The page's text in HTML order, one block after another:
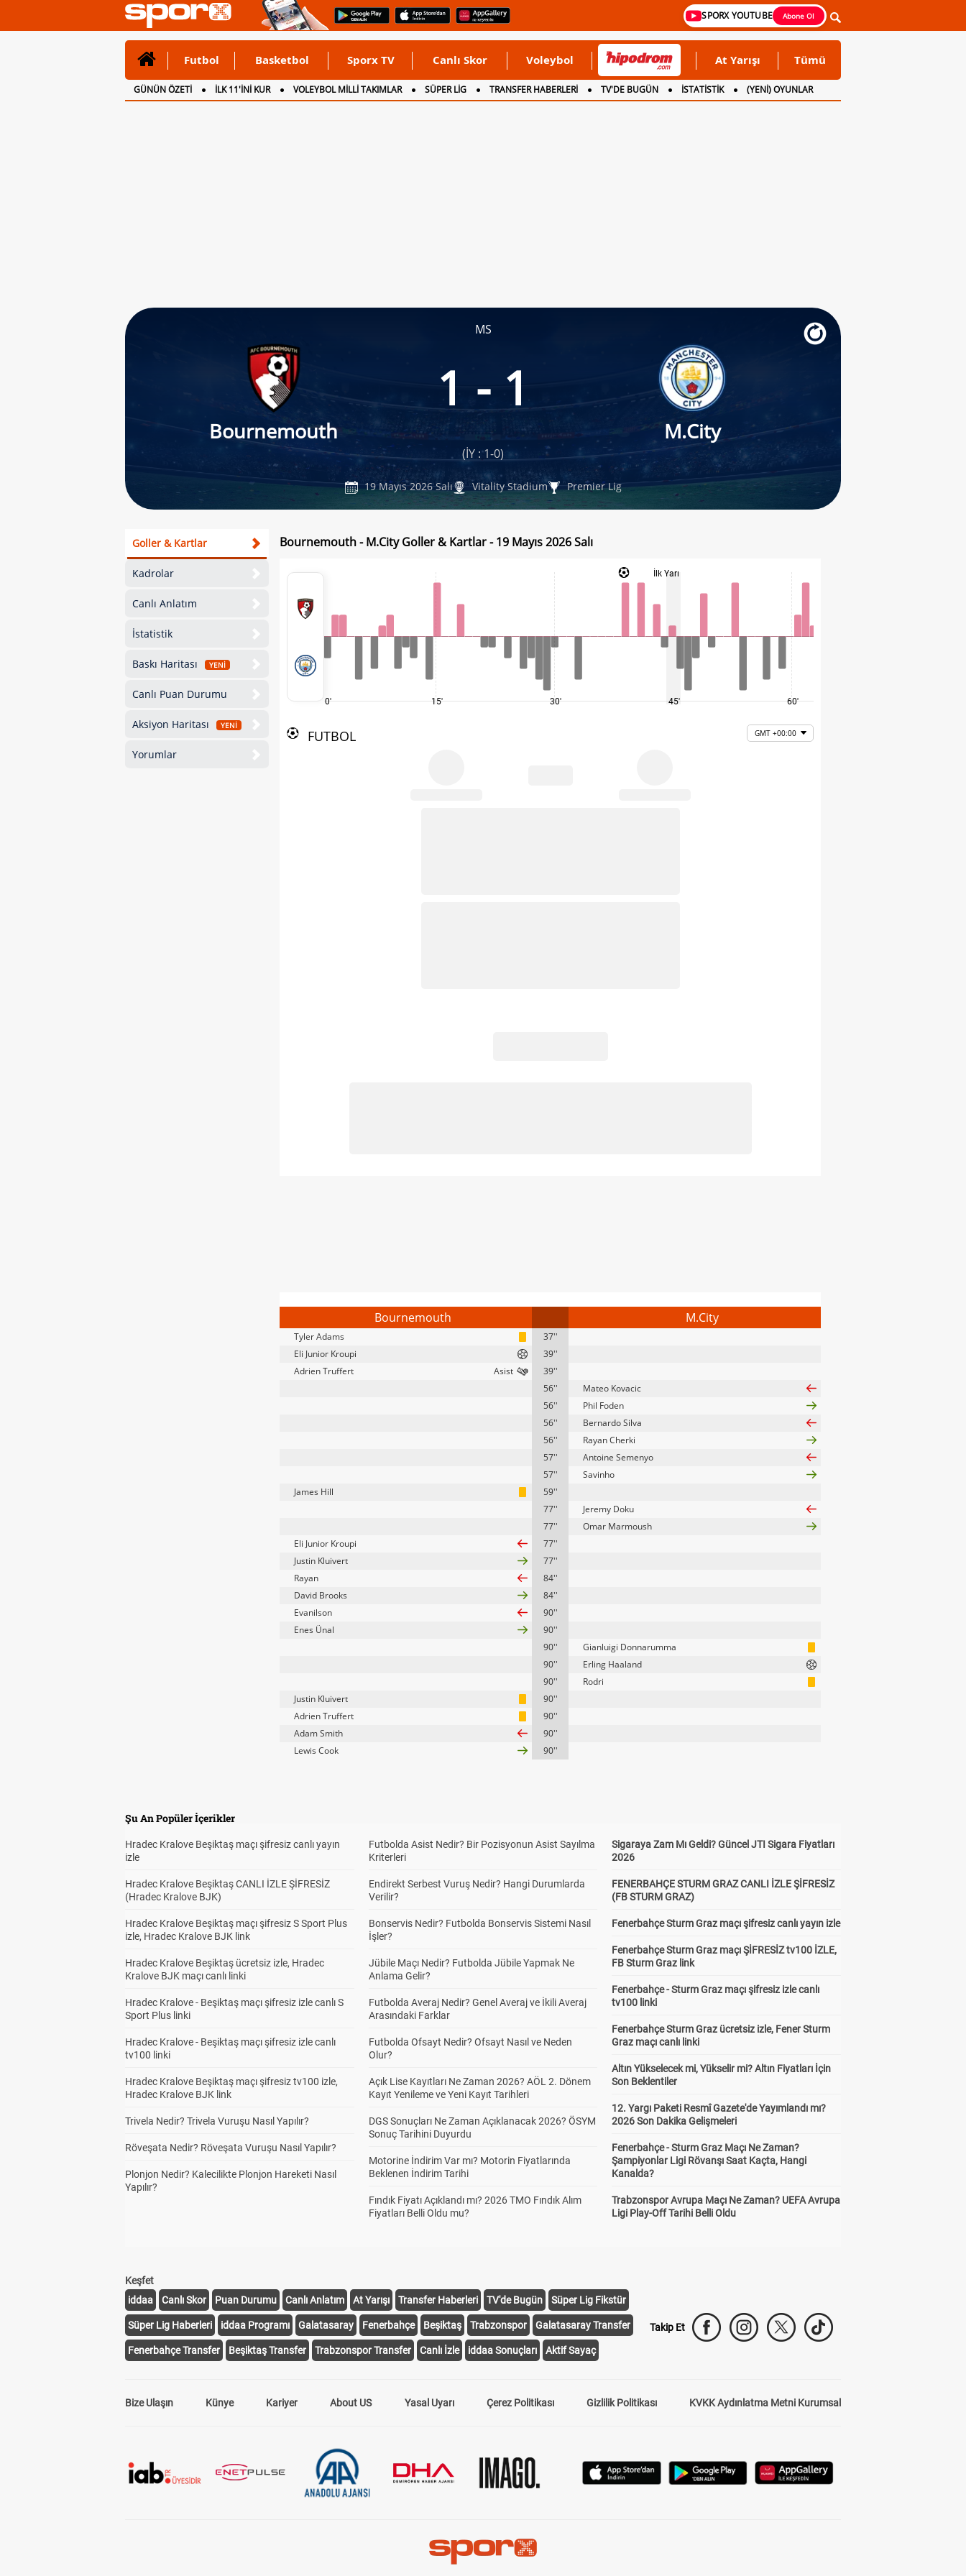
SPORX YOUTUBE Abone Ol
Futbol Basketbol Sporx TV Canlı Skor Voleybol At Yarışı Tümü
GÜNÜN ÖZETİ İLK 11'İNİ KUR VOLEYBOL MİLLİ TAKIMLAR SÜPER LİG TRANSFER HABERLERİ TV'DE BUGÜN İSTATİSTİK
(YENİ) OYUNLAR
CANLI ANLATIM
İNGİLTERE
MS
Bournemouth
1 - 1
M.City
(İY : 1-0)
19 Mayıs 2026 Salı Vitality Stadium Premier Lig
Goller & Kartlar
Kadrolar
Canlı Anlatım
İstatistik
Baskı Haritası YENİ
Canlı Puan Durumu
Aksiyon Haritası YENİ
Yorumlar
Bournemouth - M.City Goller & Kartlar - 19 Mayıs 2026 Salı
0' 15' 30'
İlk Yarı
45' 60'
FUTBOL GMT +00:00
Bournemouth M.City
Tyler Adams
37''
Eli Junior Kroupi
39''
Adrien Truffert
39''
56''
Mateo Kovacic
56''
Phil Foden
56''
Bernardo Silva
56''
Rayan Cherki
57''
Antoine Semenyo
57''
Savinho
James Hill
59''
77''
Jeremy Doku
77''
Omar Marmoush
Eli Junior Kroupi
77''
Justin Kluivert
77''
Rayan
84''
David Brooks
84''
Evanilson
90''
Enes Ünal
90''
90''
Gianluigi Donnarumma
90''
Erling Haaland
90''
Rodri
Justin Kluivert
90''
Adrien Truffert
90''
Adam Smith
90''
Lewis Cook
90''
Şu An Popüler İçerikler
Hradec Kralove Beşiktaş maçı şifresiz canlı yayın
izle
Hradec Kralove Beşiktaş CANLI İZLE ŞİFRESİZ
(Hradec Kralove BJK)
Hradec Kralove Beşiktaş maçı şifresiz S Sport Plus
izle, Hradec Kralove BJK link
Hradec Kralove Beşiktaş ücretsiz izle, Hradec
Kralove BJK maçı canlı linki
Hradec Kralove - Beşiktaş maçı şifresiz izle canlı S
Sport Plus linki
Hradec Kralove - Beşiktaş maçı şifresiz izle canlı
tv100 linki
Hradec Kralove Beşiktaş maçı şifresiz tv100 izle,
Hradec Kralove BJK link
Trivela Nedir? Trivela Vuruşu Nasıl Yapılır?
Röveşata Nedir? Röveşata Vuruşu Nasıl Yapılır?
Plonjon Nedir? Kalecilikte Plonjon Hareketi Nasıl
Yapılır?
Futbolda Asist Nedir? Bir Pozisyonun Asist Sayılma
Kriterleri
Endirekt Serbest Vuruş Nedir? Hangi Durumlarda
Verilir?
Bonservis Nedir? Futbolda Bonservis Sistemi Nasıl
İşler?
Jübile Maçı Nedir? Futbolda Jübile Yapmak Ne
Anlama Gelir?
Futbolda Averaj Nedir? Genel Averaj ve İkili Averaj
Arasındaki Farklar
Futbolda Ofsayt Nedir? Ofsayt Nasıl ve Neden
Olur?
Açık Lise Kayıtları Ne Zaman 2026? AÖL 2. Dönem
Kayıt Yenileme ve Yeni Kayıt Tarihleri
DGS Sonuçları Ne Zaman Açıklanacak 2026? ÖSYM
Sonuç Tarihini Duyurdu
Motorine İndirim Var mı? Motorin Fiyatlarında
Beklenen İndirim Tarihi
Fındık Fiyatı Açıklandı mı? 2026 TMO Fındık Alım
Fiyatları Belli Oldu mu?
Sigaraya Zam Mı Geldi? Güncel JTI Sigara Fiyatları
2026
FENERBAHÇE STURM GRAZ CANLI İZLE ŞİFRESİZ
(FB STURM GRAZ)
Fenerbahçe Sturm Graz maçı şifresiz canlı yayın izle
Fenerbahçe Sturm Graz maçı ŞİFRESİZ tv100 İZLE,
FB Sturm Graz link
Fenerbahçe - Sturm Graz maçı şifresiz izle canlı
tv100 linki
Fenerbahçe Sturm Graz ücretsiz izle, Fener Sturm
Graz maçı canlı linki
Altın Yükselecek mi, Yükselir mi? Altın Fiyatları İçin
Son Beklentiler
12. Yargı Paketi Resmî Gazete'de Yayımlandı mı?
2026 Son Dakika Gelişmeleri
Fenerbahçe - Sturm Graz Maçı Ne Zaman?
Şampiyonlar Ligi Rövanşı Saat Kaçta, Hangi
Kanalda?
Trabzonspor Avrupa Maçı Ne Zaman? UEFA Avrupa
Ligi Play-Off Tarihi Belli Oldu
Keşfet
iddaa
Canlı Skor Puan Durumu Canlı Anlatım At Yarışı Transfer Haberleri TV'de Bugün Süper Lig Fikstür
Süper Lig Haberleri iddaa Programı Galatasaray Fenerbahçe Beşiktaş Trabzonspor Galatasaray Transfer
Fenerbahçe Transfer Beşiktaş Transfer Trabzonspor Transfer Canlı İzle iddaa Sonuçları Aktif Sayaç
Takip Et
Bize Ulaşın Künye Kariyer About US Yasal Uyarı Çerez Politikası Gizlilik Politikası KVKK Aydınlatma Metni Kurumsal